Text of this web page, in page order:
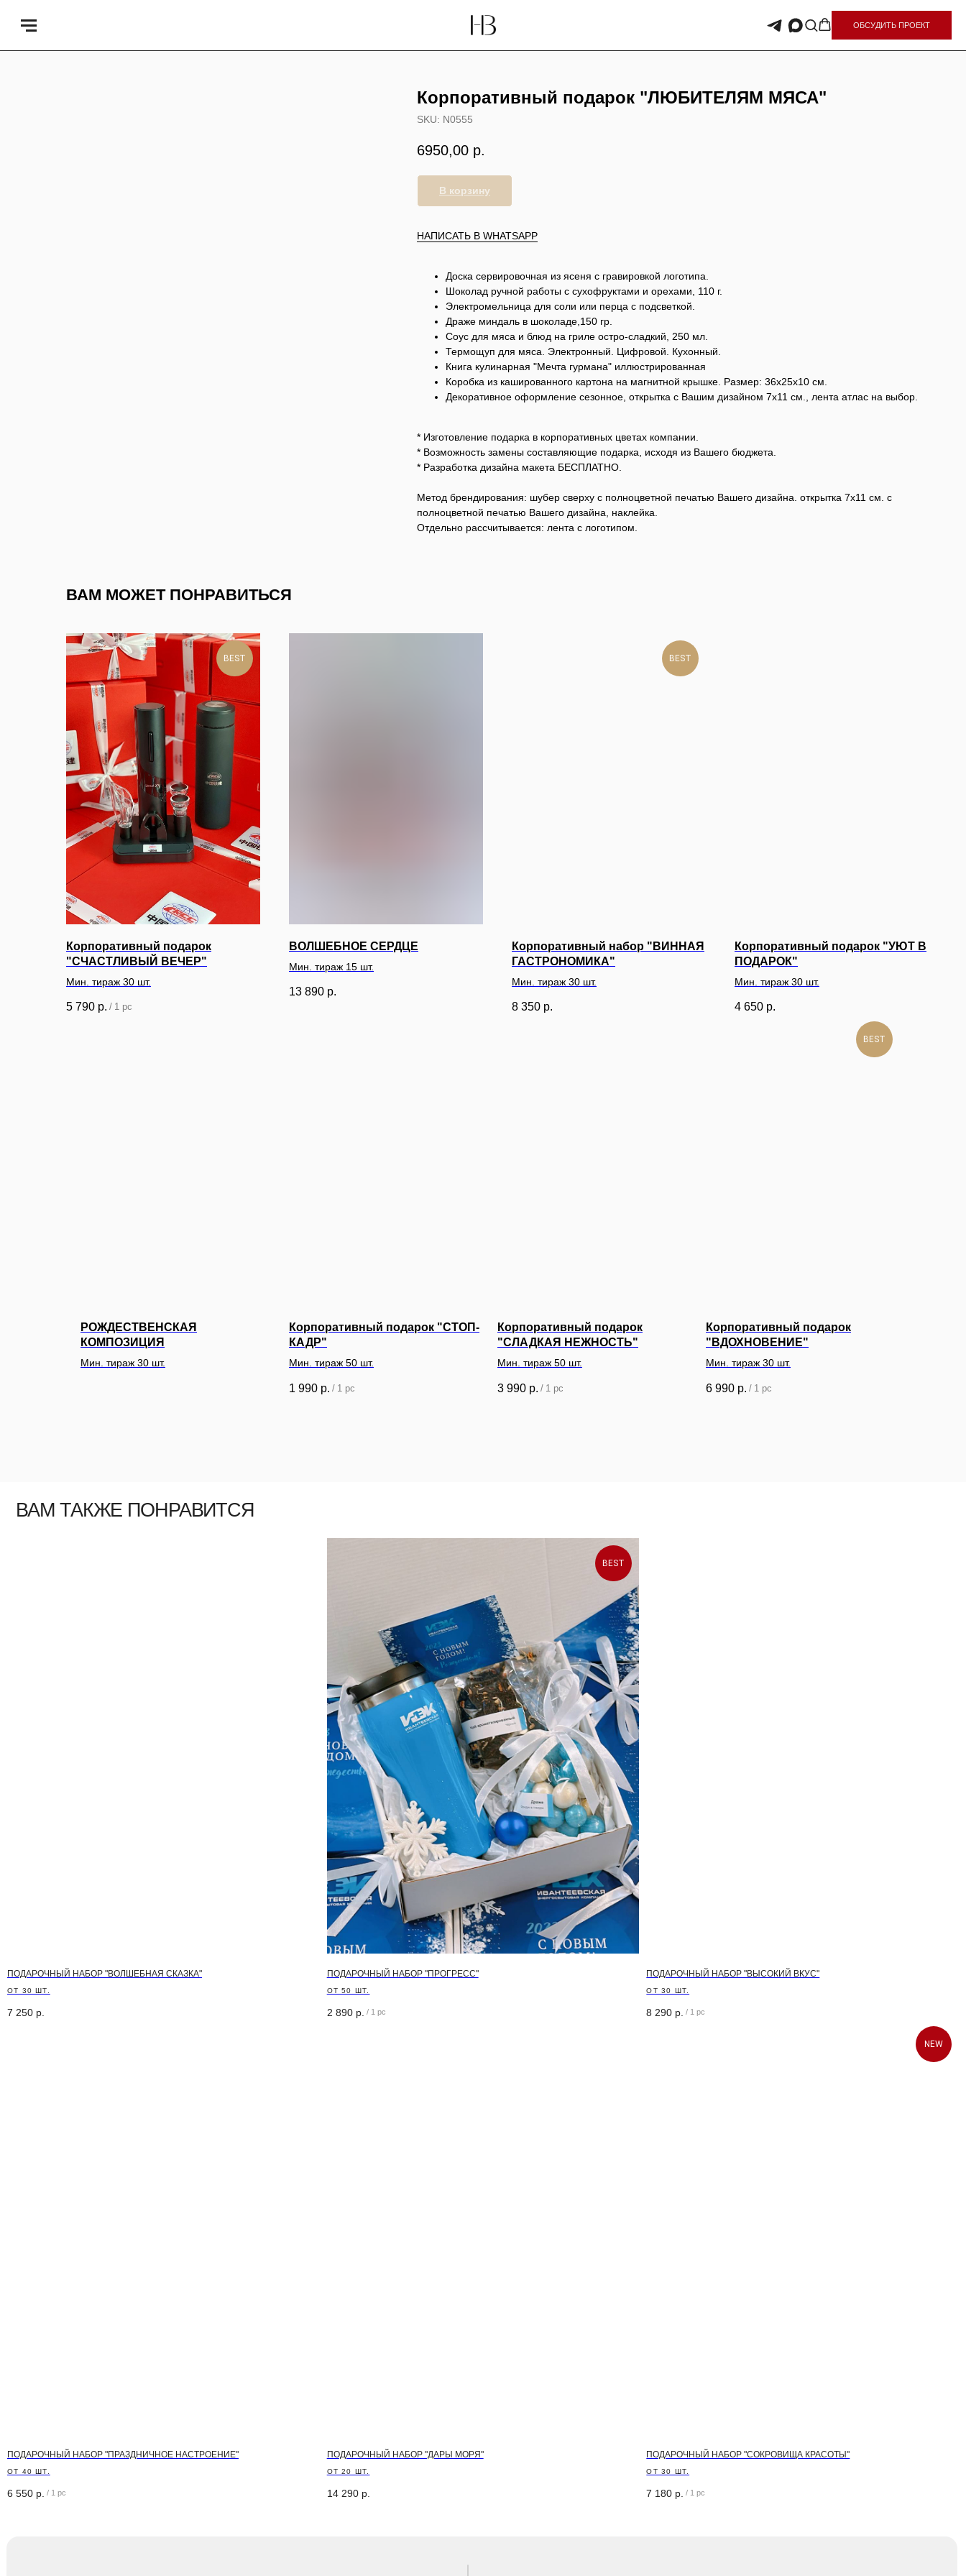
ОБСУДИТЬ ПРОЕКТ
Корпоративный подарок "ЛЮБИТЕЛЯМ МЯСА"
SKU: N0555
6950,00 р.
В корзину
НАПИСАТЬ В WHATSAPP
Доска сервировочная из ясеня с гравировкой логотипа.
Шоколад ручной работы с сухофруктами и орехами, 110 г.
Электромельница для соли или перца с подсветкой.
Драже миндаль в шоколаде,150 гр.
Соус для мяса и блюд на гриле остро-сладкий, 250 мл.
Термощуп для мяса. Электронный. Цифровой. Кухонный.
Книга кулинарная "Мечта гурмана" иллюстрированная
Коробка из кашированного картона на магнитной крышке. Размер: 36х25х10 см.
Декоративное оформление сезонное, открытка с Вашим дизайном 7х11 см., лента атлас на выбор.
* Изготовление подарка в корпоративных цветах компании.
* Возможность замены составляющие подарка, исходя из Вашего бюджета.
* Разработка дизайна макета БЕСПЛАТНО.
Метод брендирования: шубер сверху с полноцветной печатью Вашего дизайна. открытка 7х11 см. с
полноцветной печатью Вашего дизайна, наклейка.
Отдельно рассчитывается: лента с логотипом.
ВАМ МОЖЕТ ПОНРАВИТЬСЯ
BEST
Корпоративный подарок
"СЧАСТЛИВЫЙ ВЕЧЕР"
Мин. тираж 30 шт.
5 790 р. / 1 pc
ВОЛШЕБНОЕ СЕРДЦЕ
Мин. тираж 15 шт.
13 890 р.
BEST
Корпоративный набор "ВИННАЯ
ГАСТРОНОМИКА"
Мин. тираж 30 шт.
8 350 р.
Корпоративный подарок "УЮТ В
ПОДАРОК"
Мин. тираж 30 шт.
4 650 р.
РОЖДЕСТВЕНСКАЯ
КОМПОЗИЦИЯ
Мин. тираж 30 шт.
Корпоративный подарок "СТОП-
КАДР"
Мин. тираж 50 шт.
1 990 р. / 1 pc
Корпоративный подарок
"СЛАДКАЯ НЕЖНОСТЬ"
Мин. тираж 50 шт.
3 990 р. / 1 pc
BEST
Корпоративный подарок
"ВДОХНОВЕНИЕ"
Мин. тираж 30 шт.
6 990 р. / 1 pc
ВАМ ТАКЖЕ ПОНРАВИТСЯ
ПОДАРОЧНЫЙ НАБОР "ВОЛШЕБНАЯ СКАЗКА"
ОТ 30 ШТ.
7 250 р.
BEST
ПОДАРОЧНЫЙ НАБОР "ПРОГРЕСС"
ОТ 50 ШТ.
2 890 р. / 1 pc
ПОДАРОЧНЫЙ НАБОР "ВЫСОКИЙ ВКУС"
ОТ 30 ШТ.
8 290 р. / 1 pc
ПОДАРОЧНЫЙ НАБОР "ПРАЗДНИЧНОЕ НАСТРОЕНИЕ"
ОТ 40 ШТ.
6 550 р. / 1 pc
ПОДАРОЧНЫЙ НАБОР "ДАРЫ МОРЯ"
ОТ 20 ШТ.
14 290 р.
NEW
ПОДАРОЧНЫЙ НАБОР "СОКРОВИЩА КРАСОТЫ"
ОТ 30 ШТ.
7 180 р. / 1 pc
Отправить